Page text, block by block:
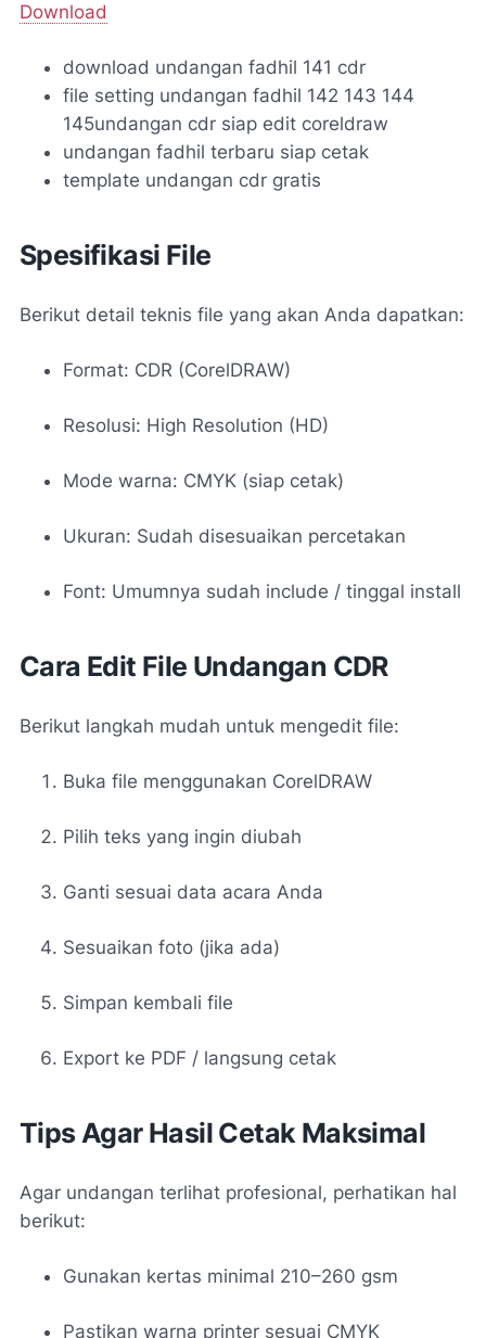
Download
download undangan fadhil 141 cdr
file setting undangan fadhil 142 143 144
145undangan cdr siap edit coreldraw
undangan fadhil terbaru siap cetak
template undangan cdr gratis
Spesifikasi File
Berikut detail teknis file yang akan Anda dapatkan:
Format: CDR (CorelDRAW)
Resolusi: High Resolution (HD)
Mode warna: CMYK (siap cetak)
Ukuran: Sudah disesuaikan percetakan
Font: Umumnya sudah include / tinggal install
Cara Edit File Undangan CDR
Berikut langkah mudah untuk mengedit file:
Buka file menggunakan CorelDRAW
Pilih teks yang ingin diubah
Ganti sesuai data acara Anda
Sesuaikan foto (jika ada)
Simpan kembali file
Export ke PDF / langsung cetak
Tips Agar Hasil Cetak Maksimal
Agar undangan terlihat profesional, perhatikan hal
berikut:
Gunakan kertas minimal 210–260 gsm
Pastikan warna printer sesuai CMYK